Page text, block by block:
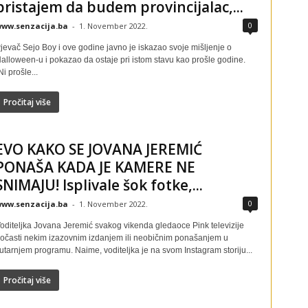
da budem provincijalac,...
- 1. November 2022. 0
Sejo Boy i ove godine javno je iskazao svoje mišljenje o
u i pokazao da ostaje pri istom stavu kao prošle godine.
prošle...
Pročitaj više
KAKO SE JOVANA JEREMIĆ
KADA JE KAMERE NE
Isplivale šok fotke,...
- 1. November 2022. 0
Jovana Jeremić svakog vikenda gledaoce Pink televizije
nekim izazovnim izdanjem ili neobičnim ponašanjem u
programu. Naime, voditeljka je na svom Instagram storiju...
Pročitaj više